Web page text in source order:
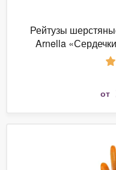
Рейтузы
Arnella
от